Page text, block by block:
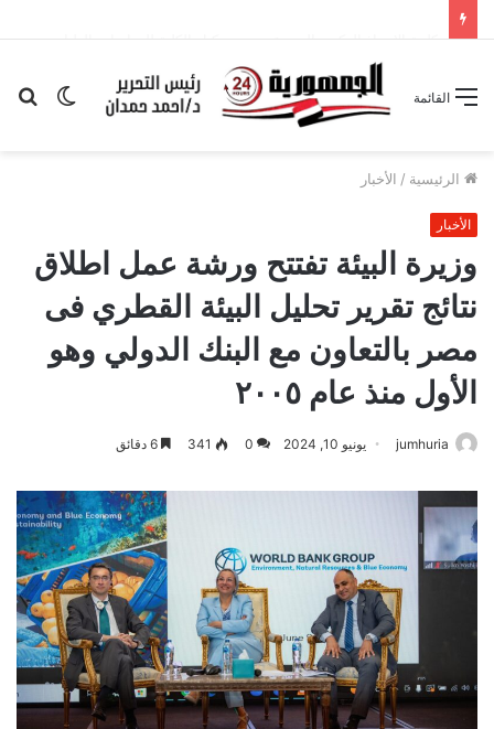
الوضع
القائمة
الرئيسية / الأخبار
الأخبار
وزيرة البيئة تفتتح ورشة عمل اطلاق
نتائج تقرير تحليل البيئة القطري فى
مصر بالتعاون مع البنك الدولي وهو
الأول منذ عام ٢٠٠٥
jumhuria يونيو 10, 2024 0
341